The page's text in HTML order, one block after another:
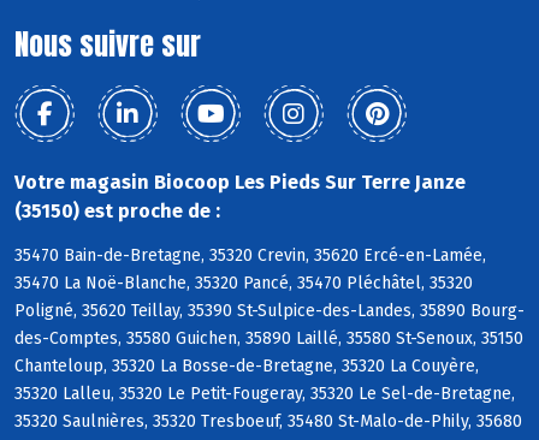
Nous suivre sur
Votre magasin Biocoop Les Pieds Sur Terre Janze
(35150) est proche de :
35470 Bain-de-Bretagne, 35320 Crevin, 35620 Ercé-en-Lamée,
35470 La Noë-Blanche, 35320 Pancé, 35470 Pléchâtel, 35320
Poligné, 35620 Teillay, 35390 St-Sulpice-des-Landes, 35890 Bourg-
des-Comptes, 35580 Guichen, 35890 Laillé, 35580 St-Senoux, 35150
Chanteloup, 35320 La Bosse-de-Bretagne, 35320 La Couyère,
35320 Lalleu, 35320 Le Petit-Fougeray, 35320 Le Sel-de-Bretagne,
35320 Saulnières, 35320 Tresboeuf, 35480 St-Malo-de-Phily, 35680